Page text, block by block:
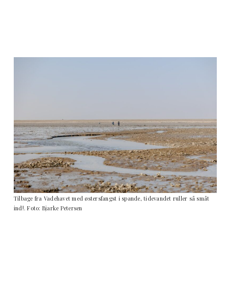
Tilbage fra Vadehavet med østersfangst i spande, tidevandet ruller så småt
ind!. Foto: Bjarke Petersen